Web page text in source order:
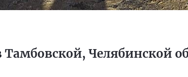
Тамбовской, Челябинской